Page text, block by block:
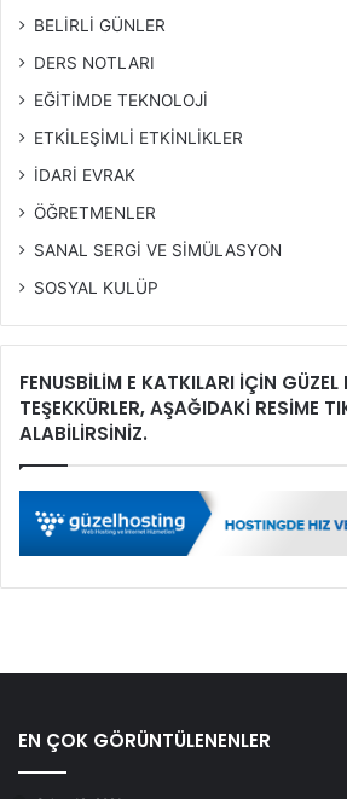
BELİRLİ GÜNLER
DERS NOTLARI
EĞİTİMDE TEKNOLOJİ
ETKİLEŞİMLİ ETKİNLİKLER
İDARİ EVRAK
ÖĞRETMENLER
SANAL SERGİ VE SİMÜLASYON
SOSYAL KULÜP
FENUSBİLİM E KATKILARI İÇİN
TEŞEKKÜRLER, AŞAĞIDAKİ RESİME
ALABİLİRSİNİZ.
EN ÇOK GÖRÜNTÜLENENLER